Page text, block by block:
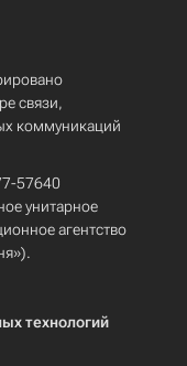
связи,
коммуникаций
57640
унитарное
агентство
технологий